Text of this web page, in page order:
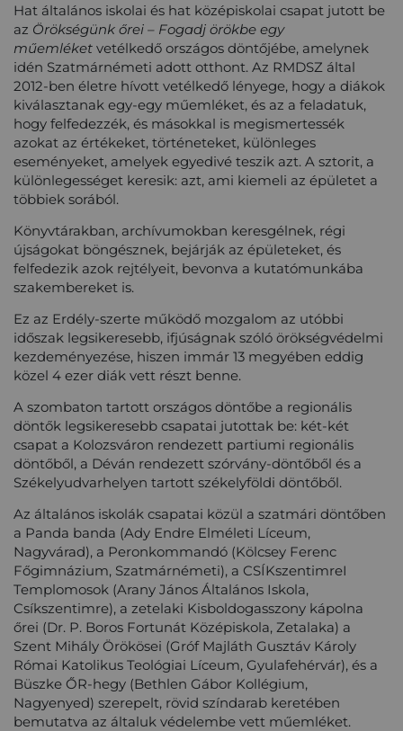
Hat általános iskolai és hat középiskolai csapat jutott be
az Örökségünk őrei – Fogadj örökbe egy
műemléket vetélkedő országos döntőjébe, amelynek
idén Szatmárnémeti adott otthont. Az RMDSZ által
2012-ben életre hívott vetélkedő lényege, hogy a diákok
kiválasztanak egy-egy műemléket, és az a feladatuk,
hogy felfedezzék, és másokkal is megismertessék
azokat az értékeket, történeteket, különleges
eseményeket, amelyek egyedivé teszik azt. A sztorit, a
különlegességet keresik: azt, ami kiemeli az épületet a
többiek sorából.
Könyvtárakban, archívumokban keresgélnek, régi
újságokat böngésznek, bejárják az épületeket, és
felfedezik azok rejtélyeit, bevonva a kutatómunkába
szakembereket is.
Ez az Erdély-szerte működő mozgalom az utóbbi
időszak legsikeresebb, ifjúságnak szóló örökségvédelmi
kezdeményezése, hiszen immár 13 megyében eddig
közel 4 ezer diák vett részt benne.
A szombaton tartott országos döntőbe a regionális
döntők legsikeresebb csapatai jutottak be: két-két
csapat a Kolozsváron rendezett partiumi regionális
döntőből, a Déván rendezett szórvány-döntőből és a
Székelyudvarhelyen tartott székelyföldi döntőből.
Az általános iskolák csapatai közül a szatmári döntőben
a Panda banda (Ady Endre Elméleti Líceum,
Nagyvárad), a Peronkommandó (Kölcsey Ferenc
Főgimnázium, Szatmárnémeti), a CSÍKszentimreI
Templomosok (Arany János Általános Iskola,
Csíkszentimre), a zetelaki Kisboldogasszony kápolna
őrei (Dr. P. Boros Fortunát Középiskola, Zetalaka) a
Szent Mihály Örökösei (Gróf Majláth Gusztáv Károly
Római Katolikus Teológiai Líceum, Gyulafehérvár), és a
Büszke ŐR-hegy (Bethlen Gábor Kollégium,
Nagyenyed) szerepelt, rövid színdarab keretében
bemutatva az általuk védelembe vett műemléket.